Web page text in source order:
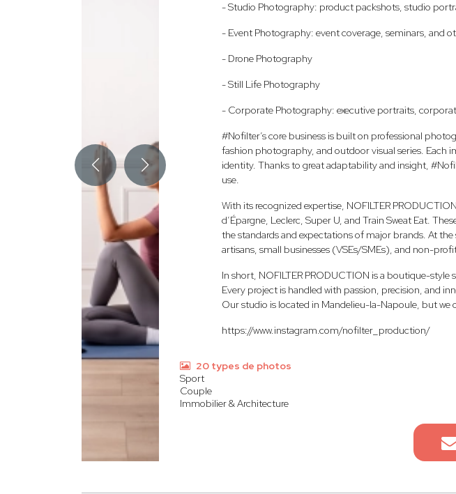
- Studio Photography: product packshots, studio
- Event Photography: event coverage, seminars, and
- Drone Photography
- Still Life Photography
- Corporate Photography: executive portraits,
#Nofilter’s core business is built on professional
fashion photography, and outdoor visual series. Each
identity. Thanks to great adaptability and insight,
use.
With its recognized expertise, NOFILTER
d’Épargne, Leclerc, Super U, and Train Sweat Eat.
the standards and expectations of major brands. At
artisans, small businesses (VSEs/SMEs), and non-
In short, NOFILTER PRODUCTION is a boutique-
Every project is handled with passion, precision, and
Our studio is located in Mandelieu-la-Napoule, but
https://www.instagram.com/nofilter_production/
20 types de photos
Sport
Couple
Immobilier & Architecture